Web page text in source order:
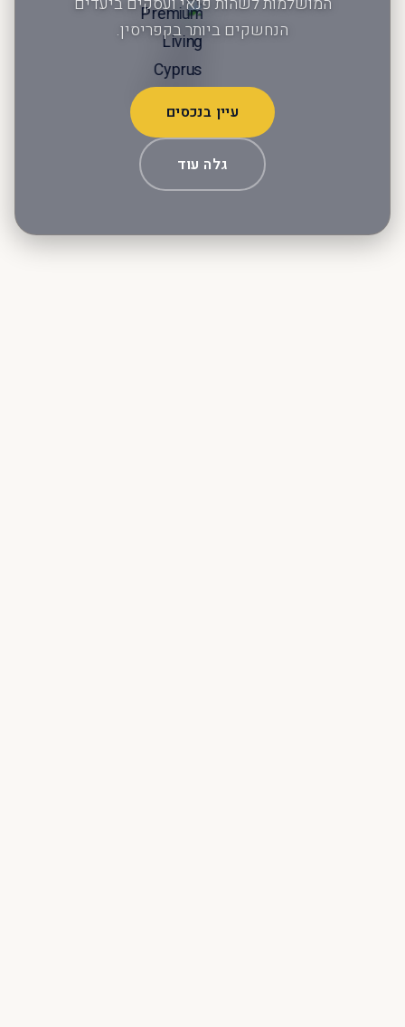
הנחשקים ביותר בקפריסין.
עיין בנכסים
גלה עוד